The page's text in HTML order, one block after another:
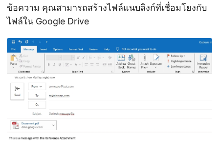
ข้อความ คุณสามารถสร้างไฟล์แนบลิงก์ที่เชื่อมโยงกับ
ไฟล์ใน Google Drive